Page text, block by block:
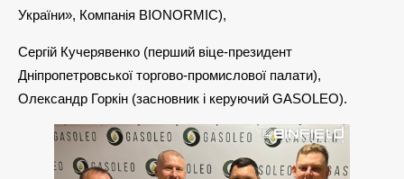
України», Компанія BIONORMIC),
Сергій Кучерявенко (перший віце-президент
Дніпропетровської торгово-промислової палати),
Олександр Горкін (засновник і керуючий GASOLEO).